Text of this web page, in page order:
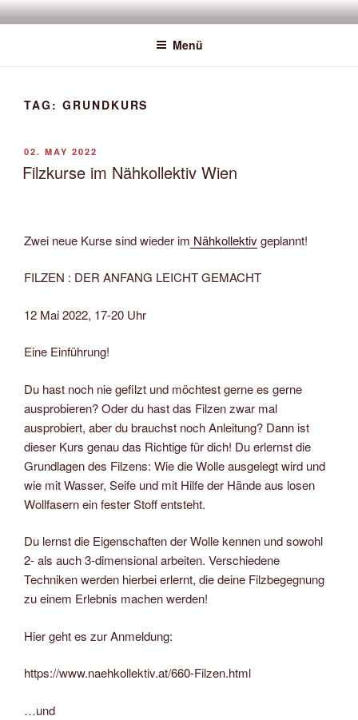
Zum
InhaltSAWATOU
Fiber Artist
Menü
TAG: GRUNDKURS
VERÖFFENTLICHT
AM
02. MAY 2022
Filzkurse im Nähkollektiv Wien
Zwei neue Kurse sind wieder im Nähkollektivgeplannt!
FILZEN : DER ANFANG LEICHT GEMACHT
12 Mai 2022, 17-20 Uhr
Eine Einführung!
Du hast noch nie gefilzt und möchtest gerne es gerne
ausprobieren? Oder du hast das Filzen zwar mal
ausprobiert, aber du brauchst noch Anleitung? Dann ist
dieser Kurs genau das Richtige für dich! Du erlernst die
Grundlagen des Filzens: Wie die Wolle ausgelegt wird und
wie mit Wasser, Seife und mit Hilfe der Hände aus losen
Wollfasern ein fester Stoff entsteht.
Du lernst die Eigenschaften der Wolle kennen und sowohl
2- als auch 3-dimensional arbeiten. Verschiedene
Techniken werden hierbei erlernt, die deine Filzbegegnung
zu einem Erlebnis machen werden!
Hier geht es zur Anmeldung:
https://www.naehkollektiv.at/660-Filzen.html
…und